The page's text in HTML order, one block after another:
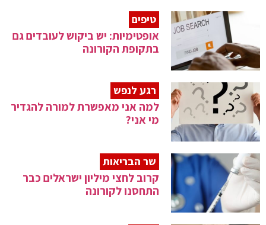
טיפים
אופטימיות: יש ביקוש לעובדים גם
בתקופת הקורונה
רגע לנפש
למה אני מאפשרת למורה להגדיר
מי אני?
שר הבריאות
קרוב לחצי מיליון ישראלים כבר
התחסנו לקורונה